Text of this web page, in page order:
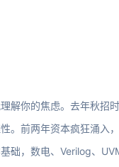
解你的焦虑。去年秋招
。前两年资本疯狂涌入
础，数电、Verilog、